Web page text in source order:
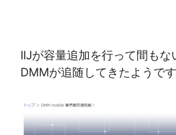
IIJが容量追加を行って間もな
DMMが追随してきたようです